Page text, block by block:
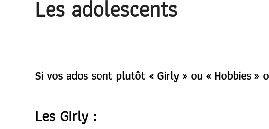
Les adolescents
Si vos ados sont plutôt « Girly » ou « Hobbies »
Les Girly :